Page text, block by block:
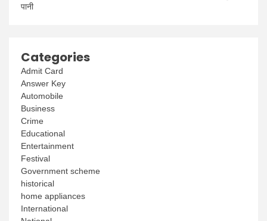
पानी
Categories
Admit Card
Answer Key
Automobile
Business
Crime
Educational
Entertainment
Festival
Government scheme
historical
home appliances
International